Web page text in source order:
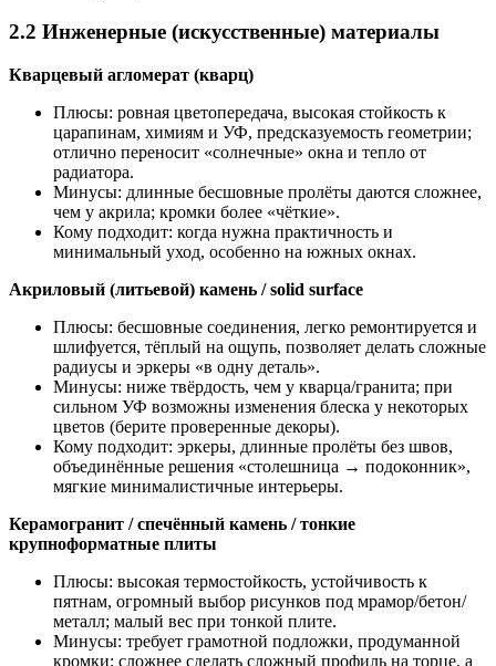
2.2 Инженерные (искусственные) материалы
Кварцевый агломерат (кварц)
Плюсы: ровная цветопередача, высокая стойкость к
царапинам, химиям и УФ, предсказуемость геометрии;
отлично переносит «солнечные» окна и тепло от
радиатора.
Минусы: длинные бесшовные пролёты даются сложнее,
чем у акрила; кромки более «чёткие».
Кому подходит: когда нужна практичность и
минимальный уход, особенно на южных окнах.
Акриловый (литьевой) камень / solid surface
Плюсы: бесшовные соединения, легко ремонтируется и
шлифуется, тёплый на ощупь, позволяет делать сложные
радиусы и эркеры «в одну деталь».
Минусы: ниже твёрдость, чем у кварца/гранита; при
сильном УФ возможны изменения блеска у некоторых
цветов (берите проверенные декоры).
Кому подходит: эркеры, длинные пролёты без швов,
объединённые решения «столешница → подоконник»,
мягкие минималистичные интерьеры.
Керамогранит / спечённый камень / тонкие
крупноформатные плиты
Плюсы: высокая термостойкость, устойчивость к
пятнам, огромный выбор рисунков под мрамор/бетон/
металл; малый вес при тонкой плите.
Минусы: требует грамотной подложки, продуманной
кромки; сложнее сделать сложный профиль на торце, а